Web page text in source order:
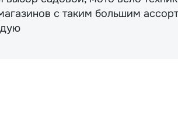
с таким большим